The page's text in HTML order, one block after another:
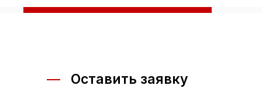
Оставить заявку